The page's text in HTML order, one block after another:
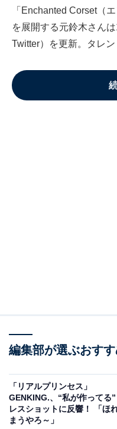
「Enchanted Corset（
を展開する元鈴木さん
Twitter）を更新。タレ
編集部が選ぶおす
「リアルプリンセス」
GENKING.、“私が作ってる”
レスショットに反響！ 「ほ
まうやろ～」